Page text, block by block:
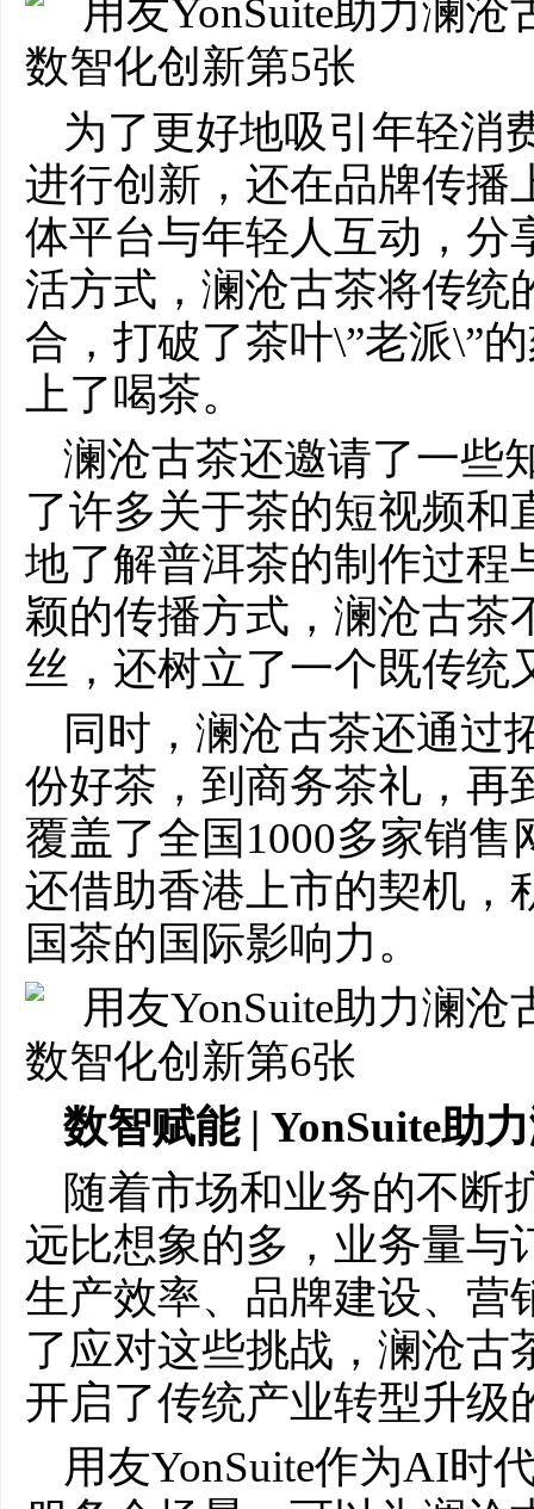
为了更好地吸引年轻消
进行创新，还在品牌传播
体平台与年轻人互动，分
活方式，澜沧古茶将传统
合，打破了茶叶\”老派\”
上了喝茶。
澜沧古茶还邀请了一些
了许多关于茶的短视频和
地了解普洱茶的制作过程
颖的传播方式，澜沧古茶
丝，还树立了一个既传统
同时，澜沧古茶还通过
份好茶，到商务茶礼，再
覆盖了全国1000多家销
还借助香港上市的契机，
国茶的国际影响力。
数智赋能 | YonSuite助
随着市场和业务的不断
远比想象的多，业务量与
生产效率、品牌建设、营
了应对这些挑战，澜沧古
开启了传统产业转型升级
用友YonSuite作为AI时